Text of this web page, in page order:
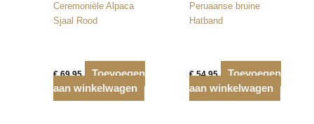
Ceremoniële Alpaca
Sjaal Rood
€69,95
Toevoegen
aan winkelwagen
Peruaanse bruine
Hatband
€54,95
Toevoegen
aan winkelwagen